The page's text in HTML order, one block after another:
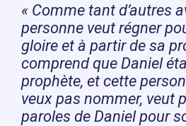
« Comme tant d’autres
personne veut régner
gloire et à partir de sa
comprend que Daniel
prophète, et cette
veux pas nommer, veut
paroles de Daniel pour